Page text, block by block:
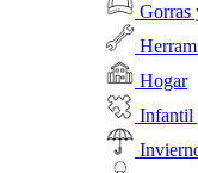
Gorras
Hogar
Infantil